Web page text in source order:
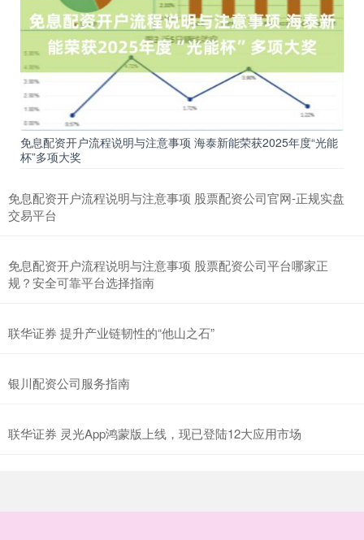
免息配资开户流程说明与注意事项 海泰新能荣获2025年度“光能
杯”多项大奖
免息配资开户流程说明与注意事项 股票配资公司官网-正规实盘
交易平台
免息配资开户流程说明与注意事项 股票配资公司平台哪家正
规？安全可靠平台选择指南
联华证券 提升产业链韧性的“他山之石”
银川配资公司服务指南
联华证券 灵光App鸿蒙版上线，现已登陆12大应用市场